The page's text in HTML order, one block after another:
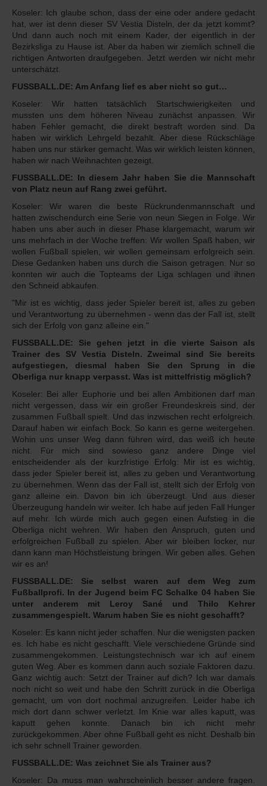
Koseler: Ich glaube schon, dass der eine oder andere gedacht
hat, wer ist denn dieser SV Vestia Disteln, der da jetzt kommt?
Und dann auch noch mit einem Kader, der eigentlich in der
Bezirksliga zu Hause ist. Aber da haben wir ziemlich schnell die
richtigen Antworten draufgegeben. Jetzt werden wir nicht mehr
unterschätzt.
FUSSBALL.DE: Am Anfang lief es aber nicht so gut…
Koseler: Wir hatten tatsächlich Startschwierigkeiten und
mussten uns dem höheren Niveau zunächst anpassen. Wir
haben Fehler gemacht, die direkt bestraft worden sind. Da
haben wir wirklich Lehrgeld bezahlt. Aber diese Rückschläge
haben uns nur stärker gemacht. Was wir wirklich leisten können,
haben wir nach Weihnachten gezeigt.
FUSSBALL.DE: In diesem Jahr haben Sie die Mannschaft
von Platz neun auf Rang zwei geführt.
Koseler: Wir waren die beste Rückrundenmannschaft und
hatten zwischendurch eine Serie von neun Siegen in Folge. Wir
haben uns aber auch in dieser Phase klargemacht, warum wir
uns mehrfach in der Woche treffen: Wir wollen Spaß haben, wir
wollen Fußball spielen, wir wollen gemeinsam erfolgreich sein.
Diese Gedanken haben uns durch die Saison getragen. Nur so
konnten wir auch die Topteams der Liga schlagen und ihnen
den Schneid abkaufen.
"Mir ist es wichtig, dass jeder Spieler bereit ist, alles zu geben
und Verantwortung zu übernehmen - wenn das der Fall ist, stellt
sich der Erfolg von ganz alleine ein."
FUSSBALL.DE: Sie gehen jetzt in die vierte Saison als
Trainer des SV Vestia Disteln. Zweimal sind Sie bereits
aufgestiegen, diesmal haben Sie den Sprung in die
Oberliga nur knapp verpasst. Was ist mittelfristig möglich?
Koseler: Bei aller Euphorie und bei allen Ambitionen darf man
nicht vergessen, dass wir ein großer Freundeskreis sind, der
zusammen Fußball spielt. Und das inzwischen recht erfolgreich.
Darauf haben wir einfach Bock. So kann es gerne weitergehen.
Wohin uns unser Weg dann führen wird, das weiß ich heute
nicht. Für mich sind sowieso ganz andere Dinge viel
entscheidender als der kurzfristige Erfolg: Mir ist es wichtig,
dass jeder Spieler bereit ist, alles zu geben und Verantwortung
zu übernehmen. Wenn das der Fall ist, stellt sich der Erfolg von
ganz alleine ein. Davon bin ich überzeugt. Und aus dieser
Überzeugung handeln wir weiter. Ich habe auf jeden Fall Hunger
auf mehr. Ich würde mich auch gegen einen Aufstieg in die
Oberliga nicht wehren. Wir haben den Anspruch, guten und
erfolgreichen Fußball zu spielen. Aber wir bleiben locker, nur
dann kann man Höchstleistung bringen. Wir geben alles. Gehen
wir es an!
FUSSBALL.DE: Sie selbst waren auf dem Weg zum
Fußballprofi. In der Jugend beim FC Schalke 04 haben Sie
unter anderem mit Leroy Sané und Thilo Kehrer
zusammengespielt. Warum haben Sie es nicht geschafft?
Koseler: Es kann nicht jeder schaffen. Nur die wenigsten packen
es. Ich habe es nicht geschafft. Viele verschiedene Gründe sind
zusammengekommen. Leistungstechnisch war ich auf einem
guten Weg. Aber es kommen dann auch soziale Faktoren dazu.
Ganz wichtig auch: Setzt der Trainer auf dich? Ich war damals
noch nicht so weit und habe den Schritt zurück in die Oberliga
gemacht, um von dort nochmal anzugreifen. Leider habe ich
mich dort dann schwer verletzt. Im Knie war alles kaputt, was
kaputt gehen konnte. Danach bin ich nicht mehr
zurückgekommen. Aber ohne Fußball geht es nicht. Deshalb bin
ich sehr schnell Trainer geworden.
FUSSBALL.DE: Was zeichnet Sie als Trainer aus?
Koseler: Da muss man wahrscheinlich besser andere fragen.